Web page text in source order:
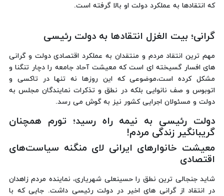
که انتقادها به عملکرد دولت او بالا گرفته است.
گرانی؛ بیت الغزل انتقادها به دولت رئیسی
مهم ترین انتقاد مردم و منتقدان به عملکرد اقتصادی دولت و گرانی
های افسار گسیخته ای است که معیشت آحاد جامعه را دچار تنگنا و
مشکل کرده است،موضوعی که این روزها نه تنها در تاکسی و
اتوبوس و صف نانوایی بلکه در نطق و تذکرات نمایندگان مجلس به
دولت و مسئولان اجرایی کشور نیز به گوش می رسد.
دولت رئیسی به نیمه راه رسید؛ تورم همچنان
گریبانگیر زندگی مردم!
معیشت خانوارهای ایرانی لای منگنه سیاست‌های
اقتصادی
شاید جنجالی ترین نطق را حسینعلی شهریاری، نماینده مردم زاهدان
در انتقاد از گرانی های اخیر در دولت رئیسی داشت. جایی که با